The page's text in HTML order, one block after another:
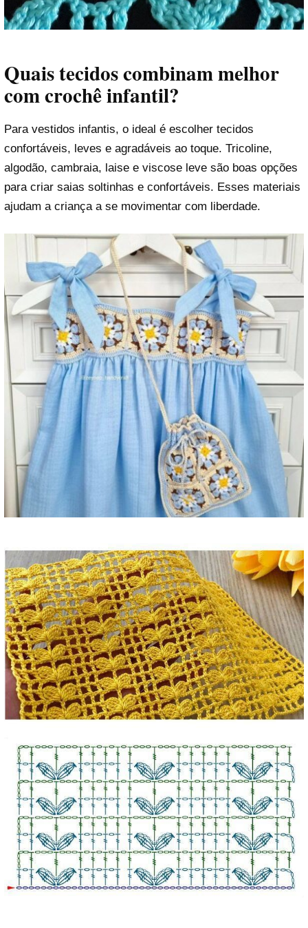
Quais tecidos combinam melhor
com crochê infantil?
Para vestidos infantis, o ideal é escolher tecidos
confortáveis, leves e agradáveis ao toque. Tricoline,
algodão, cambraia, laise e viscose leve são boas opções
para criar saias soltinhas e confortáveis. Esses materiais
ajudam a criança a se movimentar com liberdade.